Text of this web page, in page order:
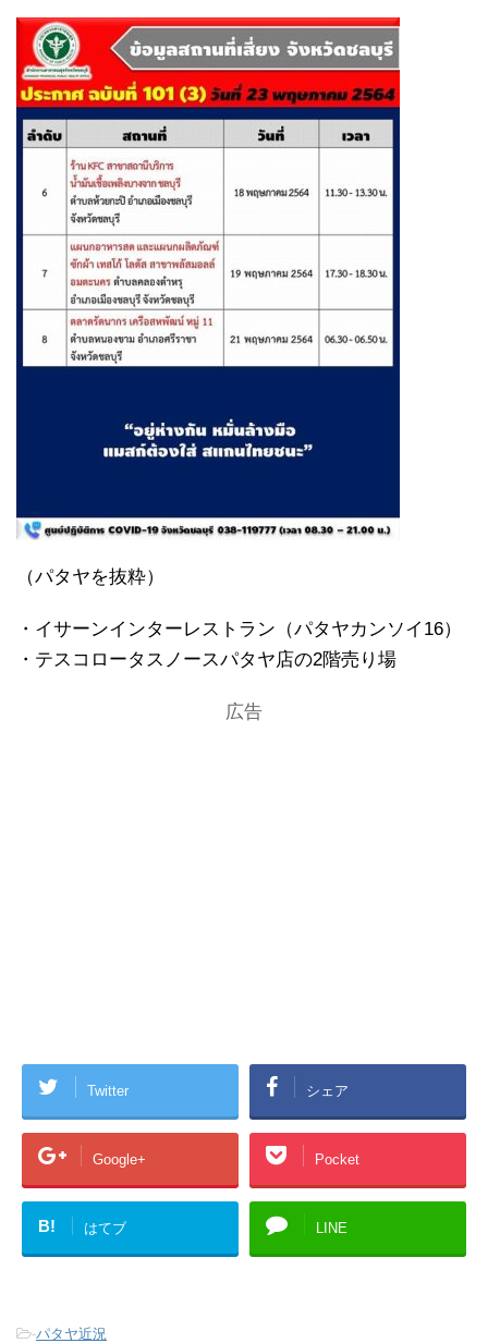
（パタヤを抜粋）
・イサーンインターレストラン（パタヤカンソイ16）
・テスコロータスノースパタヤ店の2階売り場
広告
Twitter シェア
Google+ Pocket
B! はてブ LINE
-パタヤ近況